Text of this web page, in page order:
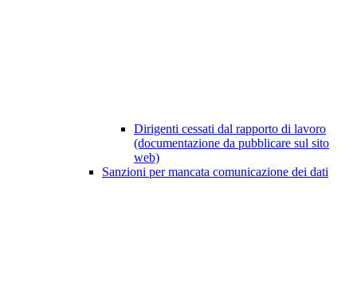
Dirigenti cessati dal rapporto di lavoro
(documentazione da pubblicare sul sito
web)
Sanzioni per mancata comunicazione dei dati